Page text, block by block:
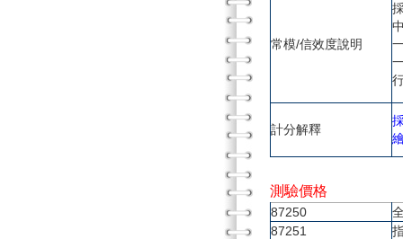
常模/信效度說明
計分解釋
測驗價格
87250
87251